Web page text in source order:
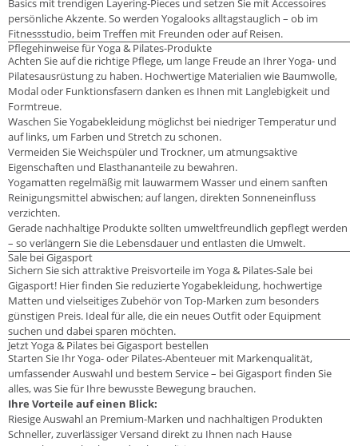
Basics mit trendigen Layering-Pieces und setzen Sie mit Accessoires
persönliche Akzente. So werden Yogalooks alltagstauglich – ob im
Fitnessstudio, beim Treffen mit Freunden oder auf Reisen.
Pflegehinweise für Yoga & Pilates-Produkte
Achten Sie auf die richtige Pflege, um lange Freude an Ihrer Yoga- und
Pilatesausrüstung zu haben. Hochwertige Materialien wie Baumwolle,
Modal oder Funktionsfasern danken es Ihnen mit Langlebigkeit und
Formtreue.
Waschen Sie Yogabekleidung möglichst bei niedriger Temperatur und
auf links, um Farben und Stretch zu schonen.
Vermeiden Sie Weichspüler und Trockner, um atmungsaktive
Eigenschaften und Elasthananteile zu bewahren.
Yogamatten regelmäßig mit lauwarmem Wasser und einem sanften
Reinigungsmittel abwischen; auf langen, direkten Sonneneinfluss
verzichten.
Gerade nachhaltige Produkte sollten umweltfreundlich gepflegt werden
– so verlängern Sie die Lebensdauer und entlasten die Umwelt.
Sale bei Gigasport
Sichern Sie sich attraktive Preisvorteile im Yoga & Pilates-Sale bei
Gigasport! Hier finden Sie reduzierte Yogabekleidung, hochwertige
Matten und vielseitiges Zubehör von Top-Marken zum besonders
günstigen Preis. Ideal für alle, die ein neues Outfit oder Equipment
suchen und dabei sparen möchten.
Jetzt Yoga & Pilates bei Gigasport bestellen
Starten Sie Ihr Yoga- oder Pilates-Abenteuer mit Markenqualität,
umfassender Auswahl und bestem Service – bei Gigasport finden Sie
alles, was Sie für Ihre bewusste Bewegung brauchen.
Ihre Vorteile auf einen Blick:
Riesige Auswahl an Premium-Marken und nachhaltigen Produkten
Schneller, zuverlässiger Versand direkt zu Ihnen nach Hause